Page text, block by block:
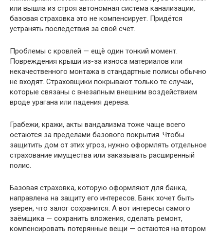
или вышла из строя автономная система канализации,
базовая страховка это не компенсирует. Придётся
устранять последствия за свой счёт.
Проблемы с кровлей — ещё один тонкий момент.
Повреждения крыши из-за износа материалов или
некачественного монтажа в стандартные полисы обычно
не входят. Страховщики покрывают только те случаи,
которые связаны с внезапным внешним воздействием
вроде урагана или падения дерева.
Грабежи, кражи, акты вандализма тоже чаще всего
остаются за пределами базового покрытия. Чтобы
защитить дом от этих угроз, нужно оформлять отдельное
страхование имущества или заказывать расширенный
полис.
Базовая страховка, которую оформляют для банка,
направлена на защиту его интересов. Банк хочет быть
уверен, что залог сохранится. А вот интересы самого
заёмщика — сохранить вложения, сделать ремонт,
компенсировать потерянные вещи — остаются на втором